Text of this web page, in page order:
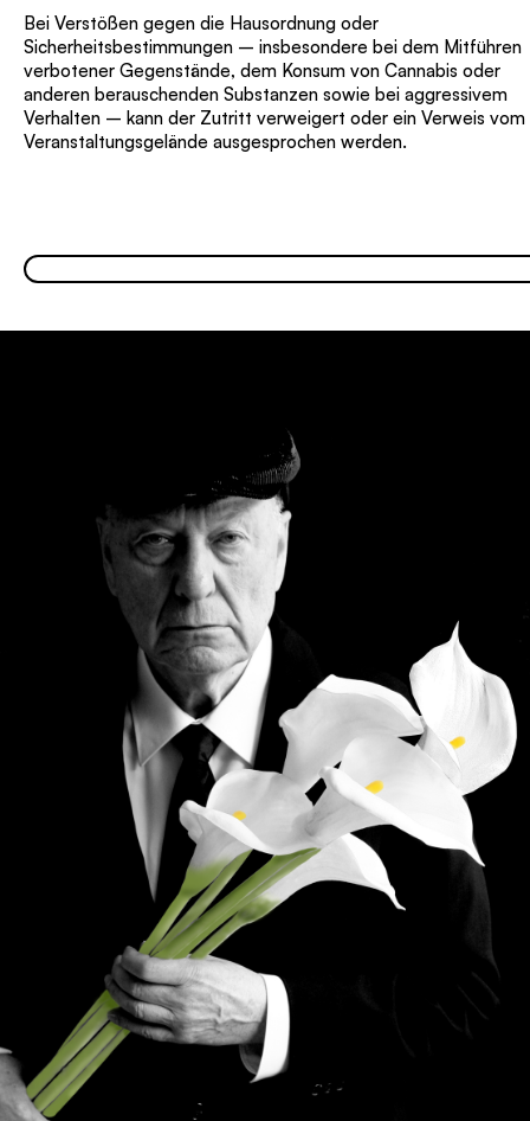
Bei Verstößen gegen die Hausordnung oder
Sicherheitsbestimmungen – insbesondere bei dem Mitführen
verbotener Gegenstände, dem Konsum von Cannabis oder
anderen berauschenden Substanzen sowie bei aggressivem
Verhalten – kann der Zutritt verweigert oder ein Verweis vom
Veranstaltungsgelände ausgesprochen werden.